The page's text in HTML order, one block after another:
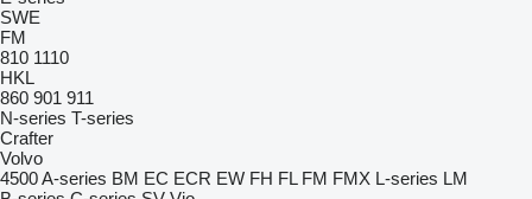
SWE
FM
810 1110
HKL
860 901 911
N-series T-series
Crafter
Volvo
4500A-series BM EC ECR EW FH FL FM FMX L-series LM